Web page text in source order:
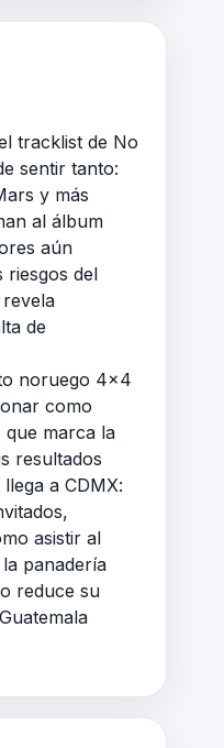
tracklist de No
sentir tanto:
y más
al álbum
aún
riesgos del
de
noruego 4×4
como
que marca la
resultados
a CDMX:
asistir al
panadería
reduce su